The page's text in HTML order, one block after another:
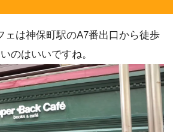
ェは神保町駅のA7番出口から徒歩
のはいいですね。